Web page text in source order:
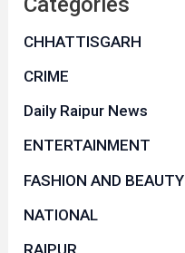
CHHATTISGARH
CRIME
Daily Raipur News
ENTERTAINMENT
FASHION AND BEAUTY
NATIONAL